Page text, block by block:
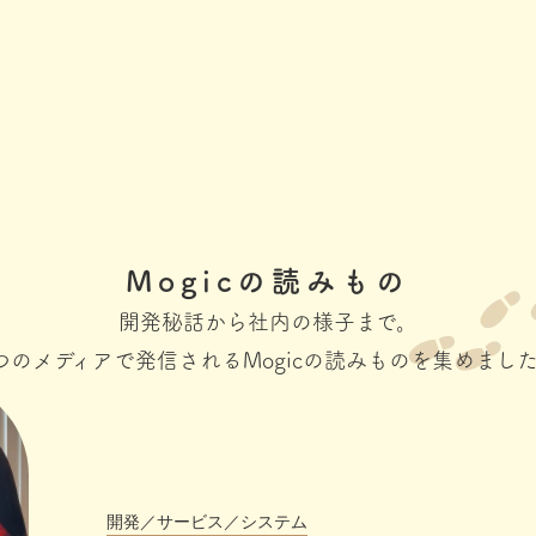
Mogicの読みもの
開発秘話から社内の様子まで。
のメディアで発信されるMogicの読みものを集めまし
開発／サービス／システム